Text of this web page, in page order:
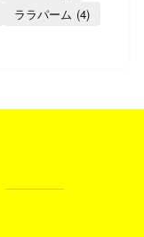
ララパーム (4)